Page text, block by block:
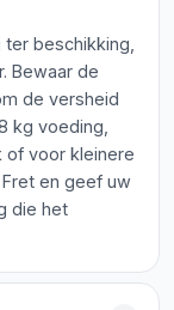
beschikking,
Bewaar de
de versheid
kg voeding,
of voor kleinere
Fret en geef uw
die het